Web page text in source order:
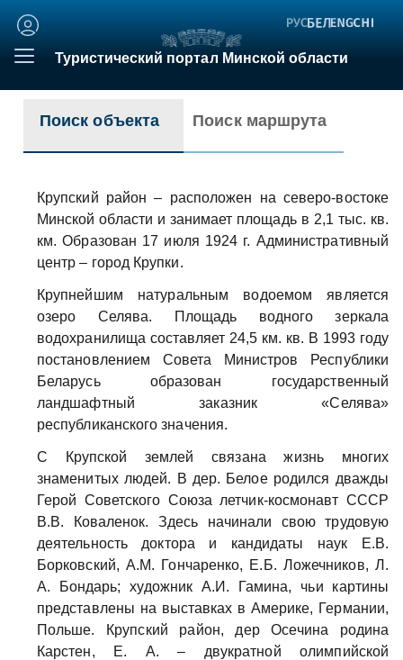
Туристический портал Минской области
Поиск объекта Поиск маршрута
Крупский район – расположен на северо-востоке
Минской области и занимает площадь в 2,1 тыс. кв.
км. Образован 17 июля 1924 г. Административный
центр – город Крупки.
Крупнейшим натуральным водоемом является
озеро Селява. Площадь водного зеркала
водохранилища составляет 24,5 км. кв. В 1993 году
постановлением Совета Министров Республики
Беларусь образован государственный
ландшафтный заказник «Селява»
республиканского значения.
С Крупской землей связана жизнь многих
знаменитых людей. В дер. Белое родился дважды
Герой Советского Союза летчик-космонавт СССР
В.В. Коваленок. Здесь начинали свою трудовую
деятельность доктора и кандидаты наук Е.В.
Борковский, А.М. Гончаренко, Е.Б. Ложечников, Л.
А. Бондарь; художник А.И. Гамина, чьи картины
представлены на выставках в Америке, Германии,
Польше. Крупский район, дер Осечина родина
Карстен, Е. А. – двукратной олимпийской